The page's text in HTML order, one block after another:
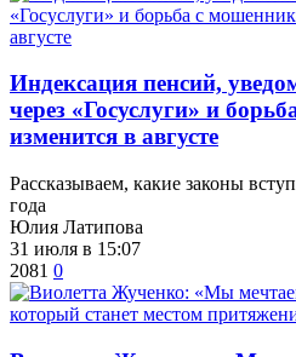
​Индексация пенсий,
через «Госуслуги» и
изменится в августе
Рассказываем, какие законы
года
Юлия Латипова
31 июля в 15:07
2081 0